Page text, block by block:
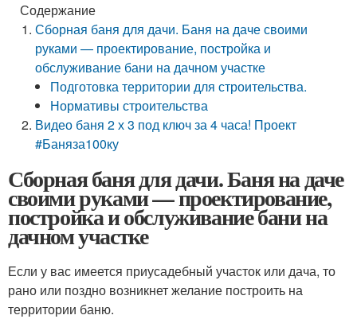
Содержание
Сборная баня для дачи. Баня на даче своими
руками — проектирование, постройка и
обслуживание бани на дачном участке
Подготовка территории для строительства.
Нормативы строительства
Видео баня 2 х 3 под ключ за 4 часа! Проект
#Баняза100ку
Сборная баня для дачи. Баня на даче
своими руками — проектирование,
постройка и обслуживание бани на
дачном участке
Если у вас имеется приусадебный участок или дача, то
рано или поздно возникнет желание построить на
территории баню.